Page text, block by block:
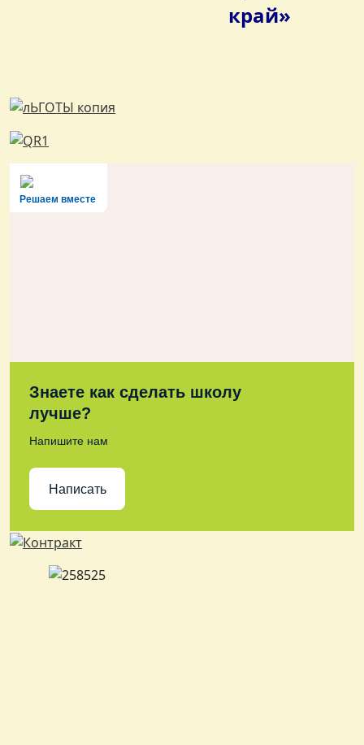
край»
Решаем вместе
Знаете как сделать школу
лучше?
Напишите нам
Написать